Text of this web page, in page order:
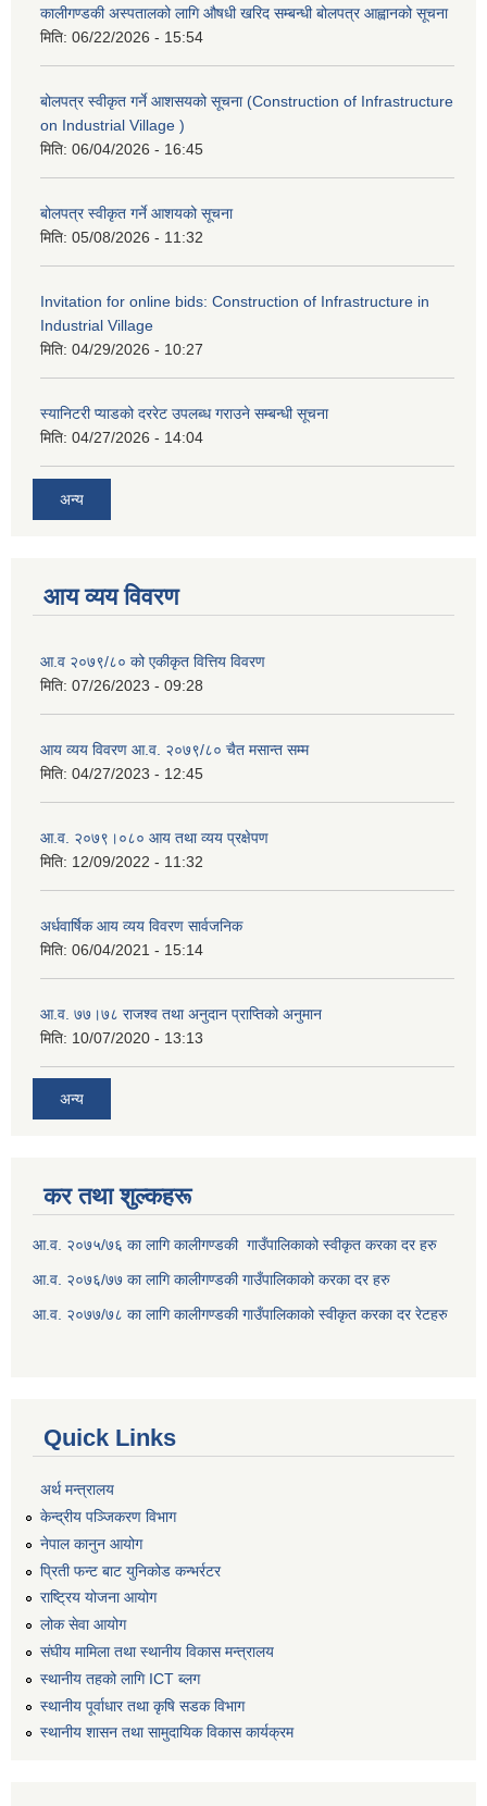
कालीगण्डकी अस्पतालको लागि औषधी खरिद सम्बन्धी बोलपत्र आह्वानको सूचना
मिति: 06/22/2026 - 15:54
बोलपत्र स्वीकृत गर्ने आशसयको सूचना (Construction of Infrastructure
on Industrial Village )
मिति: 06/04/2026 - 16:45
बोलपत्र स्वीकृत गर्ने आशयको सूचना
मिति: 05/08/2026 - 11:32
Invitation for online bids: Construction of Infrastructure in
Industrial Village
मिति: 04/29/2026 - 10:27
स्यानिटरी प्याडको दररेट उपलब्ध गराउने सम्बन्धी सूचना
मिति: 04/27/2026 - 14:04
अन्य
आय व्यय विवरण
आ.व २०७९/८० को एकीकृत वित्तिय विवरण
मिति: 07/26/2023 - 09:28
आय व्यय विवरण आ.व. २०७९/८० चैत मसान्त सम्म
मिति: 04/27/2023 - 12:45
आ.व. २०७९।०८० आय तथा व्यय प्रक्षेपण
मिति: 12/09/2022 - 11:32
अर्धवार्षिक आय व्यय विवरण सार्वजनिक
मिति: 06/04/2021 - 15:14
आ.व. ७७।७८ राजश्व तथा अनुदान प्राप्तिको अनुमान
मिति: 10/07/2020 - 13:13
अन्य
कर तथा शुल्कहरू
आ.व. २०७५/७६ का लागि कालीगण्डकी गाउँपालिकाको स्वीकृत करका दर हरु
आ.व. २०७६/७७ का लागि कालीगण्डकी गाउँपालिकाको करका दर हरु
आ.व. २०७७/७८ का लागि कालीगण्डकी गाउँपालिकाको स्वीकृत करका दर रेटहरु
Quick Links
अर्थ मन्त्रालय
केन्द्रीय पञ्जिकरण विभाग
नेपाल कानुन आयोग
प्रिती फन्ट बाट युनिकोड कन्भर्रटर
राष्ट्रिय योजना आयोग
लोक सेवा आयोग
संघीय मामिला तथा स्थानीय विकास मन्त्रालय
स्थानीय तहको लागि ICT ब्लग
स्थानीय पूर्वाधार तथा कृषि सडक विभाग
स्थानीय शासन तथा सामुदायिक विकास कार्यक्रम